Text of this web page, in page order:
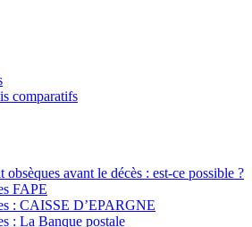
comparatifs
obsèques avant le décès : est-ce possible ?
FAPE
: CAISSE D’EPARGNE
: La Banque postale